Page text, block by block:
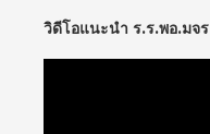
วิดีโอแนะนำ ร.ร.พอ.มจร